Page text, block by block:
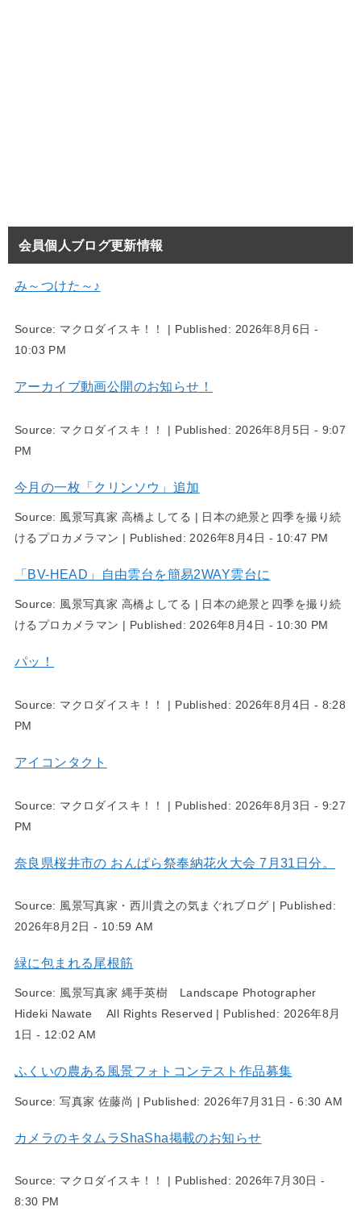
会員個人ブログ更新情報
み～つけた～♪
Source: マクロダイスキ！！ | Published: 2026年8月6日 -
10:03 PM
アーカイブ動画公開のお知らせ！
Source: マクロダイスキ！！ | Published: 2026年8月5日 - 9:07
PM
今月の一枚「クリンソウ」追加
Source: 風景写真家 高橋よしてる | 日本の絶景と四季を撮り続
けるプロカメラマン | Published: 2026年8月4日 - 10:47 PM
「BV-HEAD」自由雲台を簡易2WAY雲台に
Source: 風景写真家 高橋よしてる | 日本の絶景と四季を撮り続
けるプロカメラマン | Published: 2026年8月4日 - 10:30 PM
パッ！
Source: マクロダイスキ！！ | Published: 2026年8月4日 - 8:28
PM
アイコンタクト
Source: マクロダイスキ！！ | Published: 2026年8月3日 - 9:27
PM
奈良県桜井市の おんぱら祭奉納花火大会 7月31日分。
Source: 風景写真家・西川貴之の気まぐれブログ | Published:
2026年8月2日 - 10:59 AM
緑に包まれる尾根筋
Source: 風景写真家 縄手英樹 Landscape Photographer
Hideki Nawate All Rights Reserved | Published: 2026年8月
1日 - 12:02 AM
ふくいの農ある風景フォトコンテスト作品募集
Source:写真家 佐藤尚 | Published: 2026年7月31日 - 6:30 AM
カメラのキタムラShaSha掲載のお知らせ
Source: マクロダイスキ！！ | Published: 2026年7月30日 -
8:30 PM